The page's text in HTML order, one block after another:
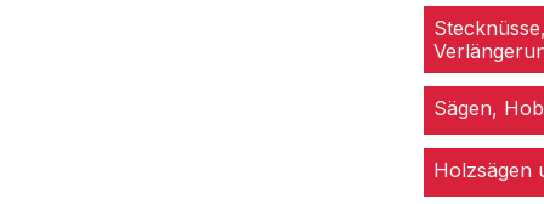
Sägen,
Holzsägen